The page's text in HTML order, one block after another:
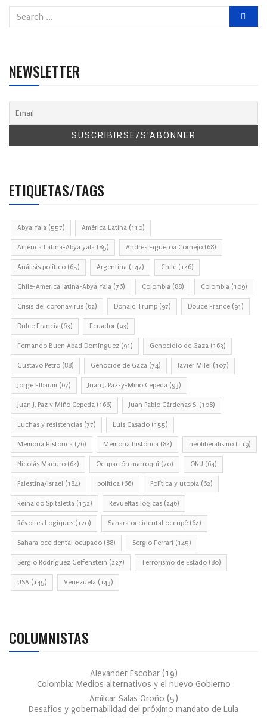
NEWSLETTER
ETIQUETAS/TAGS
Abya Yala (557) América Latina (110)
América Latina-Abya yala (85) Andrés Figueroa Cornejo (68)
Análisis político (65) Argentina (147) Chile (146)
Chile-America latina-Abya Yala (76) Colombia (88) Colombia (109)
Crisis del coronavirus (62) Donald Trump (97) Douce France (91)
Dulce Francia (63) Ecuador (93)
Fernando Buen Abad Domínguez (91) Genocidio de Gaza (163)
Gustavo Petro (88) Génocide de Gaza (74) Javier Milei (107)
Jorge Elbaum (67) Juan J. Paz-y-Miño Cepeda (93)
Juan J. Paz y Miño Cepeda (166) Juan Pablo Cárdenas S. (108)
Luchas y resistencias (77) Luis Casado (155)
Memoria Historica (76) Memoria histórica (84) neoliberalismo (119)
Nicolás Maduro (64) Ocupación marroquí (70) ONU (64)
Palestina/Israel (184) política (66) Política y utopia (62)
Reinaldo Spitaletta (152) Revueltas lógicas (246)
Révoltes Logiques (120) Sahara occidental occupé (64)
Sahara occidental ocupado (88) Sergio Ferrari (145)
Sergio Rodríguez Gelfenstein (227) Terrorismo de Estado (80)
USA (145) Venezuela (143)
COLUMNISTAS
Alexander Escobar (19)
Colombia: Medios alternativos y el nuevo Gobierno
Amílcar Salas Oroño (5)
Desafíos y gobernabilidad del próximo mandato de Lula